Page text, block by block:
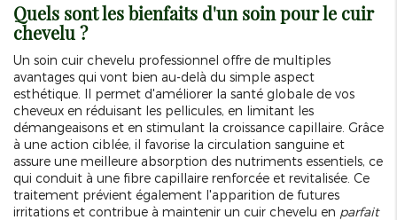
Quels sont les bienfaits d'un soin pour le cuir
chevelu ?
Un soin cuir chevelu professionnel offre de multiples
avantages qui vont bien au-delà du simple aspect
esthétique. Il permet d'améliorer la santé globale de vos
cheveux en réduisant les pellicules, en limitant les
démangeaisons et en stimulant la croissance capillaire. Grâce
à une action ciblée, il favorise la circulation sanguine et
assure une meilleure absorption des nutriments essentiels, ce
qui conduit à une fibre capillaire renforcée et revitalisée. Ce
traitement prévient également l'apparition de futures
irritations et contribue à maintenir un cuir chevelu en parfait